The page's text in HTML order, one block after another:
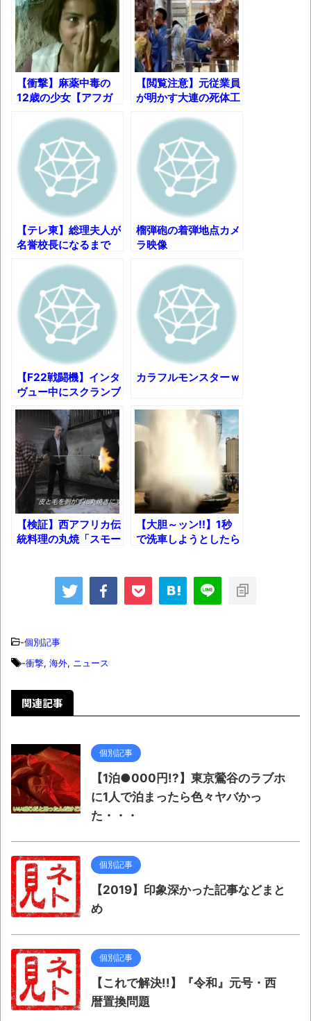
ｗ
新装版「ご冗談でしょう、ファインマンさ
ん（上）（下）」発売
【画像】整形で2400万円超えの美女、水着
グラビアに挑戦
歴ログは10周年ですがnoteに引っ越します
進撃の巨人シーズン7 ファイナルシーズンの
感想
TBS「マツコの知らない世界」スタグル特
集でほとんど紹介されなかったJリーグ…なら
ば自分たちで紹介だ！
時代の流れ
【衝撃】道志村の骨や服、沢の上流から流
されてきた可能性・・・・・・・・・
オーストラリアの男性飛行家 太平洋横断
飛行
【中国】パトカーの前で好演技www当たり
屋やお煽り運転など盛りだくさん
「ム、ムリです・・・」メガネ美人ナース
に入院中のオレのオナサポ懇願したら・・・
「ム、ムリです・・・」メガネ美人ナース
に入院中のオレのオナサポ懇願したら・・・
ナチスドイツは何故バルバロッサ作戦とか
いう無茶に踏み切ってしまったのか
まるで親子のような子猫とシェパード
【極画像】名古屋の地下鉄
全方位青い芝包囲網すぎて色々見失う、新
しい仕事観
見ていると！悲しくなってしまう猫の画像
の数々！！
Powered by livedoor 相互RSS
【衝撃】麻薬中毒の
12歳の少女【アフガ
【閲覧注意】元従業員
が明かす大連の死体工
【テレ東】総理夫人が
名誉校長になるまで
榴弾砲の着弾地点カメ
ラ映像
【F22戦闘機】インタ
ヴュー中にスクランブ
ル警報が鳴り響いた結
果!!
カラフルモンスターｗ
【検証】西アフリカ伝
統料理の丸焼「スモー
【大胆～ッン!!】1秒
で洗車しようとしたら
-個別記事
-衝撃, 海外, ニュース
関連記事
個別記事
【1泊●000円!?】東京鶯谷のラブホ
に1人で泊まったら色々ヤバかっ
た・・・
個別記事
【2019】印象深かった記事などまと
め
個別記事
【これで解決!!】『令和』元号・西
暦置換問題